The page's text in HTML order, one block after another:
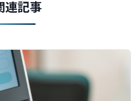
連記事